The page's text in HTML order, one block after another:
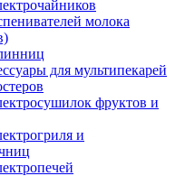
молока
для мультипекарей
фруктов и
и